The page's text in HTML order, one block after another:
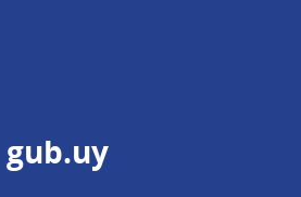
gub.uy